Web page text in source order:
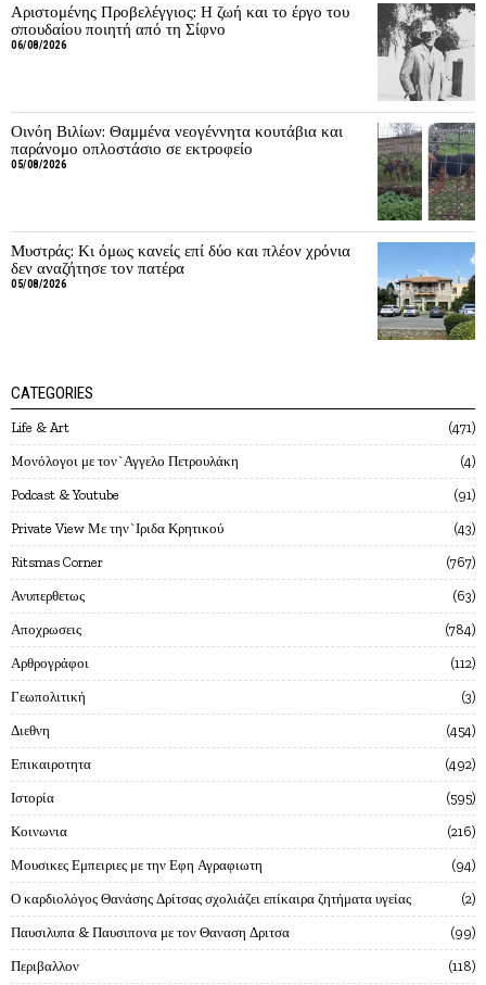
Αριστομένης Προβελέγγιος: Η ζωή και το έργο του
σπουδαίου ποιητή από τη Σίφνο
06/08/2026
Οινόη Βιλίων: Θαμμένα νεογέννητα κουτάβια και
παράνομο οπλοστάσιο σε εκτροφείο
05/08/2026
Μυστράς: Κι όμως κανείς επί δύο και πλέον χρόνια
δεν αναζήτησε τον πατέρα
05/08/2026
CATEGORIES
Life & Art 471
Mονόλογοι με τον`Αγγελο Πετρουλάκη 4
Podcast & Youtube 91
Private View Με την`Ιριδα Κρητικού 43
Ritsmas Corner 767
Ανυπερθετως 63
Αποχρωσεις 784
Αρθρογράφοι 112
Γεωπολιτική 3
Διεθνη 454
Επικαιροτητα 492
Ιστορία 595
Κοινωνια 216
Μουσικες Εμπειριες με την Εφη Αγραφιωτη 94
Ο καρδιολόγος Θανάσης Δρίτσας σχολιάζει επίκαιρα ζητήματα υγείας 2
Παυσιλυπα & Παυσιπονα με τον Θαναση Δριτσα 99
Περιβαλλον 118